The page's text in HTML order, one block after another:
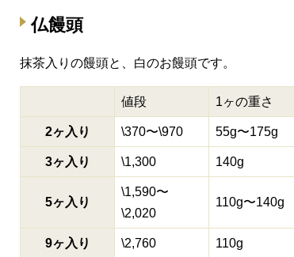
仏饅頭
抹茶入りの饅頭と、白のお饅頭です。
値段 1ヶの重さ
2ヶ入り \370〜\970 55g〜175g
3ヶ入り \1,300 140g
5ヶ入り
\1,590〜
\2,020
110g〜140g
9ヶ入り \2,760 110g